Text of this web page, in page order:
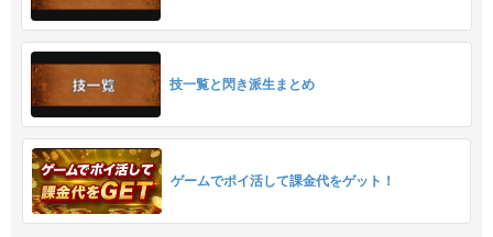
技一覧と閃き派生まとめ
ゲームでポイ活して課金代をゲット！